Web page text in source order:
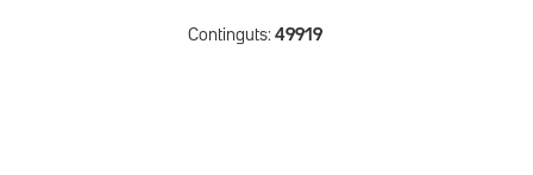
Continguts: 49919